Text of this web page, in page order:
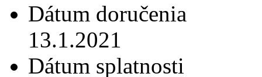
Dátum doručenia
13.1.2021
Dátum splatnosti